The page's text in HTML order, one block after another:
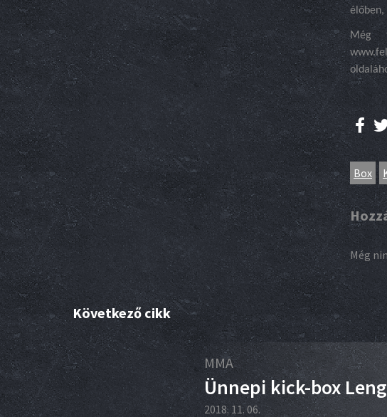
élőben,
Még
Box
Még
Következő cikk
MMA
Ünnepi kick-box
2018. 11. 06.